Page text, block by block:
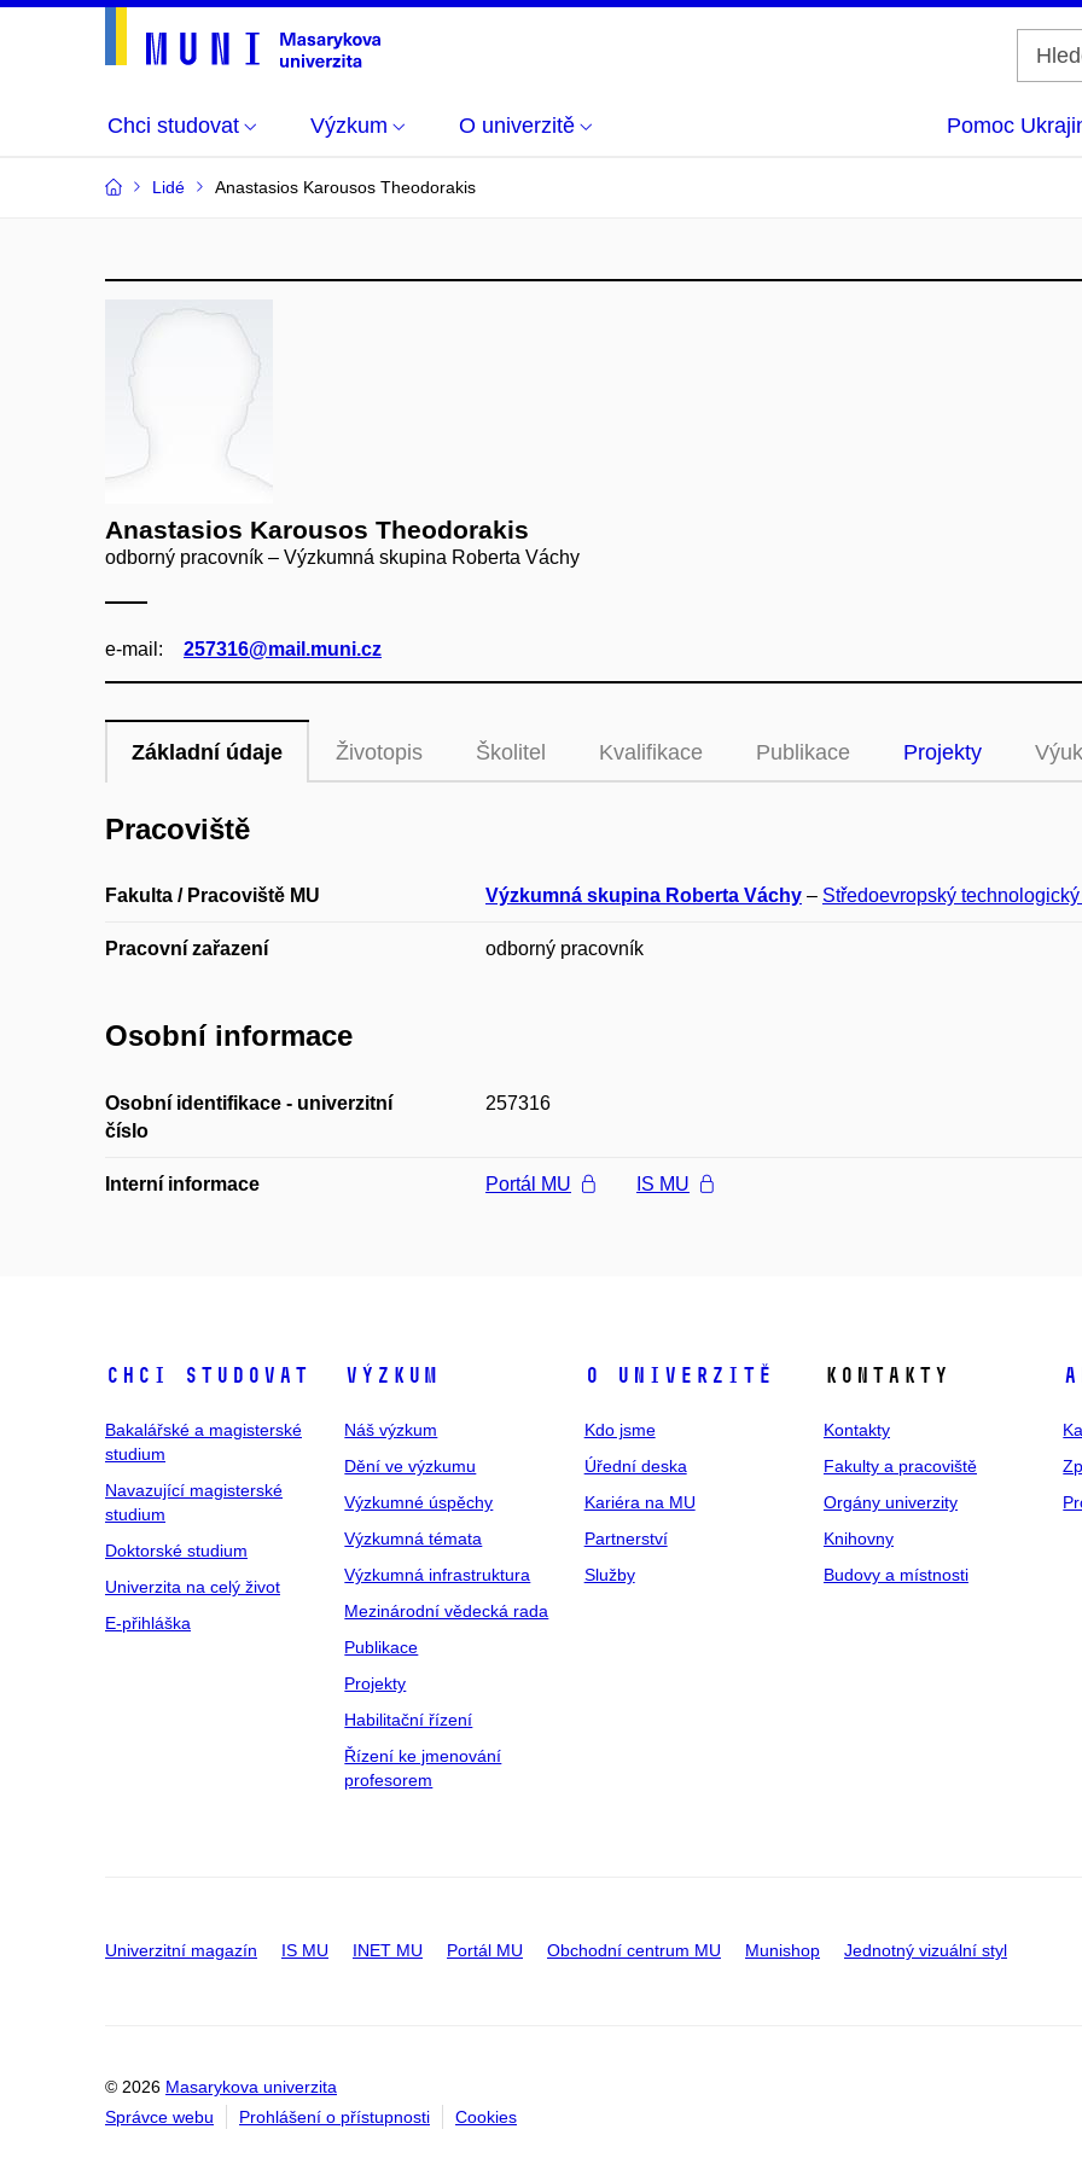
Chci studovat Výzkum O univerzitě Pomoc
Lidé Anastasios Karousos Theodorakis
Anastasios Karousos Theodorakis
odborný pracovník – Výzkumná skupina Roberta Váchy
e‑mail: 257316@mail.muni.cz
Základní údaje Životopis Školitel Kvalifikace Publikace Projekty
Pracoviště
Fakulta / Pracoviště MU Výzkumná skupina Roberta Váchy – Středoevropský
Pracovní zařazení odborný pracovník
Osobní informace
Osobní identifikace - univerzitní
číslo
257316
Interní informace Portál MU IS MU
Chci studovat
Bakalářské a magisterské
studium
Navazující magisterské
studium
Doktorské studium
Univerzita na celý život
E-přihláška
Výzkum
Náš výzkum
Dění ve výzkumu
Výzkumné úspěchy
Výzkumná témata
Výzkumná infrastruktura
Mezinárodní vědecká rada
Publikace
Projekty
Habilitační řízení
Řízení ke jmenování
profesorem
O univerzitě
Kdo jsme
Úřední deska
Kariéra na MU
Partnerství
Služby
Kontakty
Kontakty
Fakulty a pracoviště
Orgány univerzity
Knihovny
Budovy a místnosti
Univerzitní magazín IS MU INET MU Portál MU Obchodní centrum MU Munishop Jednotný vizuální styl
© 2026 Masarykova univerzita
Správce webu
Prohlášení o přístupnosti Cookies